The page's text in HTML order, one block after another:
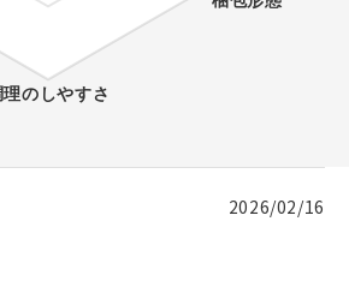
2026/02/16